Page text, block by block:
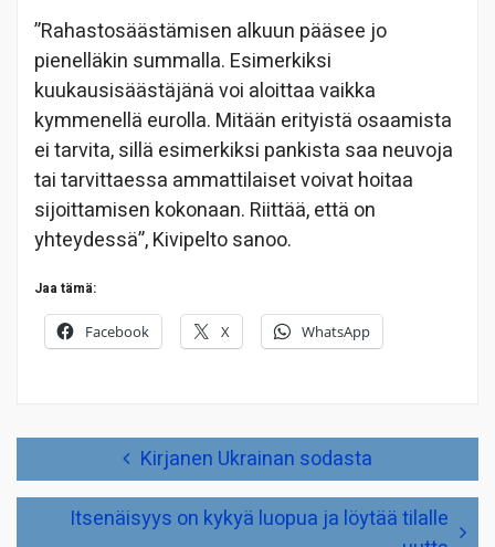
”Rahastosäästämisen alkuun pääsee jo
pienelläkin summalla. Esimerkiksi
kuukausisäästäjänä voi aloittaa vaikka
kymmenellä eurolla. Mitään erityistä osaamista
ei tarvita, sillä esimerkiksi pankista saa neuvoja
tai tarvittaessa ammattilaiset voivat hoitaa
sijoittamisen kokonaan. Riittää, että on
yhteydessä”, Kivipelto sanoo.
Jaa tämä:
Facebook X WhatsApp
Kirjanen Ukrainan sodasta
Itsenäisyys on kykyä luopua ja löytää tilalle